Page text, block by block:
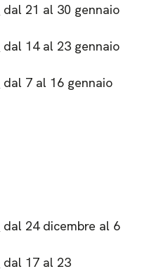
dal 21 al 30 gennaio
dal 14 al 23 gennaio
dal 7 al 16 gennaio
dal 24 dicembre al 6
dal 17 al 23